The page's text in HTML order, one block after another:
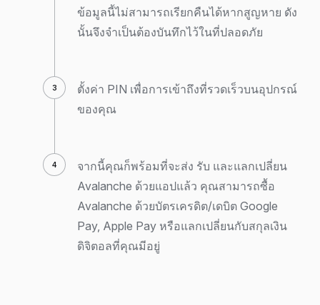
ข้อมูลนี้ไม่สามารถเรียกคืนได้หากสูญหาย ดัง
นั้นจึงจำเป็นต้องบันทึกไว้ในที่ปลอดภัย
ตั้งค่า PIN เพื่อการเข้าถึงที่รวดเร็วบนอุปกรณ์
ของคุณ
จากนี้คุณก็พร้อมที่จะส่ง รับ และแลกเปลี่ยน
Avalanche ด้วยแอปแล้ว คุณสามารถซื้อ
Avalanche ด้วยบัตรเครดิต/เดบิต Google
Pay, Apple Pay หรือแลกเปลี่ยนกับสกุลเงิน
ดิจิตอลที่คุณมีอยู่